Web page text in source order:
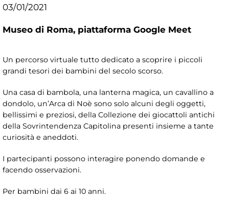
03/01/2021
Museo di Roma, piattaforma Google Meet
Un percorso virtuale tutto dedicato a scoprire i piccoli
grandi tesori dei bambini del secolo scorso.
Una casa di bambola, una lanterna magica, un cavallino a
dondolo, un’Arca di Noè sono solo alcuni degli oggetti,
bellissimi e preziosi, della Collezione dei giocattoli antichi
della Sovrintendenza Capitolina presenti insieme a tante
curiosità e aneddoti.
I partecipanti possono interagire ponendo domande e
facendo osservazioni.
Per bambini dai 6 ai 10 anni.